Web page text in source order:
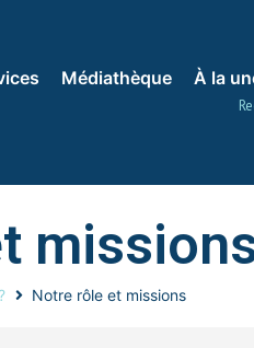
Médiathèque À la
Notre rôle et missions